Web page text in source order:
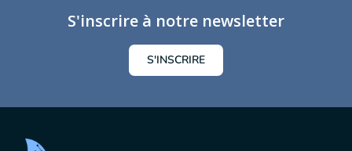
S'inscrire à notre newsletter
S'INSCRIRE